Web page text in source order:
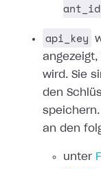
api_key
wird. Sie
den
an den
unter